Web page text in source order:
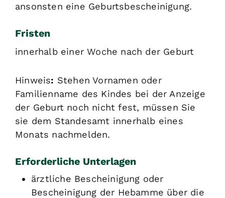
ansonsten eine Geburtsbescheinigung.
Fristen
innerhalb einer Woche nach der Geburt
Hinweis: Stehen Vornamen oder
Familienname des Kindes bei der Anzeige
der Geburt noch nicht fest, müssen Sie
sie dem Standesamt innerhalb eines
Monats nachmelden.
Erforderliche Unterlagen
ärztliche Bescheinigung oder
Bescheinigung der Hebamme über die